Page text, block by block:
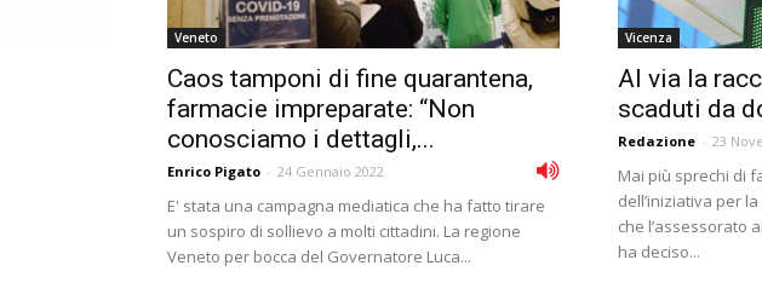
Veneto
Caos tamponi di fine quarantena,
farmacie impreparate: “Non
conosciamo i dettagli,...
Enrico Pigato - 24 Gennaio 2022
E' stata una campagna mediatica che ha fatto tirare
un sospiro di sollievo a molti cittadini. La regione
Veneto per bocca del Governatore Luca...
Vicenza
Al via la
scaduti da
Redazione - 23
Mai più sprechi di
dell’iniziativa per
che l’assessorato
ha deciso...